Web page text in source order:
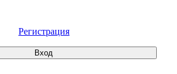
Регистрация
Вход